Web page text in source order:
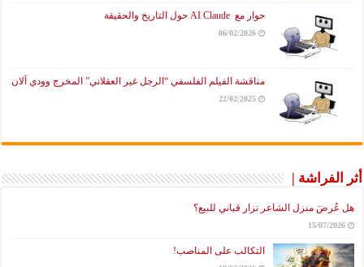
حوار مع AI Claude حول التاريخ والحقيقة
06/02/2026
مناقشة الفيلم الفلسفي “الرجل غير العقلاني” المخرج وودي آلان
22/02/2025
أثر الفراشة |
هل عُرضَ منزل الشاعر نزار قباني للبيع؟
15/07/2026
التكالب على المناصب!